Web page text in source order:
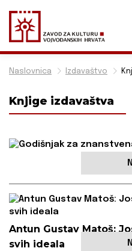
Naslovnica Izdavaštvo
Knjige izdavaštva
Antun Gustav Matoš:
svih ideala